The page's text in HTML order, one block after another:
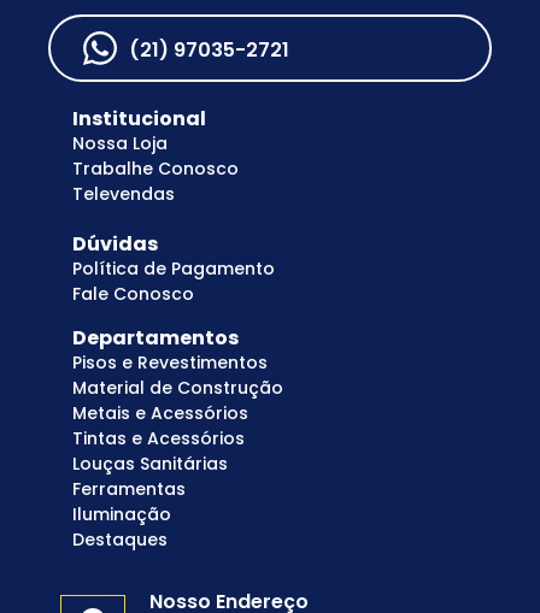
(21) 97035-2721
Institucional
Nossa Loja
Trabalhe Conosco
Televendas
Dúvidas
Política de Pagamento
Fale Conosco
Departamentos
Pisos e Revestimentos
Material de Construção
Metais e Acessórios
Tintas e Acessórios
Louças Sanitárias
Ferramentas
Iluminação
Destaques
Nosso Endereço